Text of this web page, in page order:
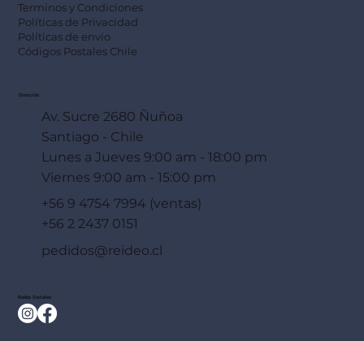
Terminos y Condiciones
Políticas de Privacidad
Políticas de envío
Códigos Postales Chile
Dirección
Av. Sucre 2680 Ñuñoa
Santiago - Chile
Lunes a Jueves 9:00 am - 18:00 pm
Viernes 9:00 am - 15:00 pm
+56 9 4754 7994 (ventas)
+56 2 2437 0151
pedidos@reideo.cl
Redes Sociales